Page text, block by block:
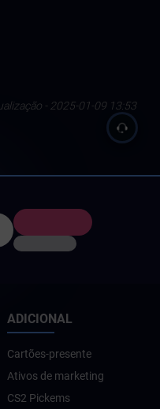
- 2025-01-09 13:53
ADICIONAL
Cartões-presente
Ativos de marketing
CS2 Pickems